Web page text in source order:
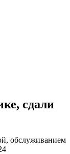
сдали
обслуживанием